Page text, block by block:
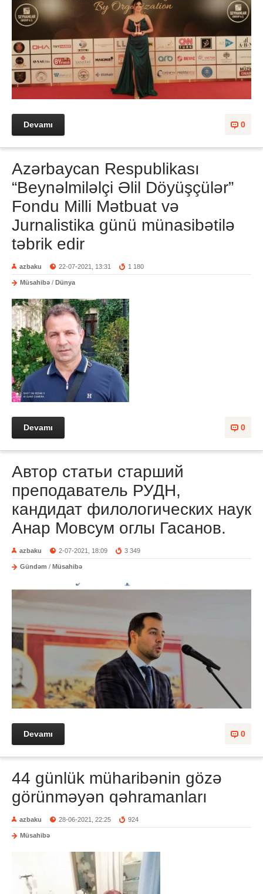
0
Devamı
Azərbaycan Respublikası
“Beynəlmiləlçi Əlil Döyüşçülər”
Fondu Milli Mətbuat və
Jurnalistika günü münasibətilə
təbrik edir
azbaku 22-07-2021, 13:31 1 180
Müsahibə / Dünya
0
Devamı
Автор статьи старший
преподаватель РУДН,
кандидат филологических наук
Анар Мовсум оглы Гасанов.
azbaku 2-07-2021, 18:09 3 349
Gündəm / Müsahibə
0
Devamı
44 günlük müharibənin gözə
görünməyən qəhramanları
azbaku 28-06-2021, 22:25 924
Müsahibə